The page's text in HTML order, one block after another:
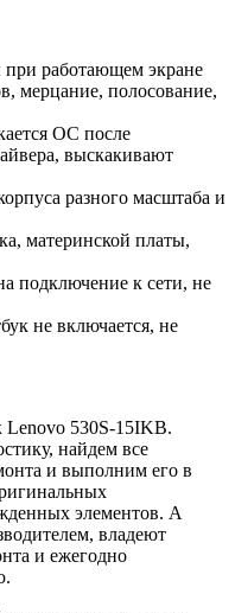
при работающем экране
мерцание, полосование,
ОС после
выскакивают
разного масштаба и
материнской платы,
подключение к сети, не
не включается, не
Lenovo 530S-15IKB.
найдем все
и выполним его в
элементов. А
владеют
и ежегодно